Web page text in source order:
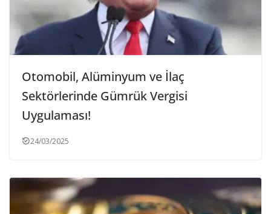
Otomobil, Alüminyum ve İlaç
Sektörlerinde Gümrük Vergisi
Uygulaması!
24/03/2025